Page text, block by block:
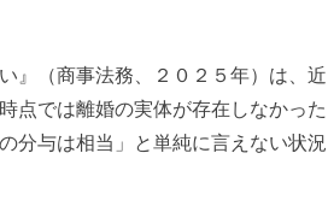
』（商事法務、２０２５年）は、近
点では離婚の実体が存在しなかった
分与は相当」と単純に言えない状況